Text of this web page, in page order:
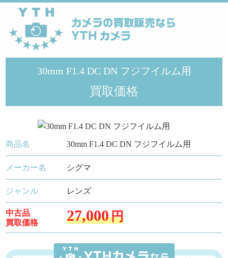
YTHカメラ >
30mm F1.4 DC DN フジフイルム用
買取価格
商品名 30mm F1.4 DC DN フジフイルム用
メーカー名 シグマ
ジャンル レンズ
中古品
買取価格
27,000円